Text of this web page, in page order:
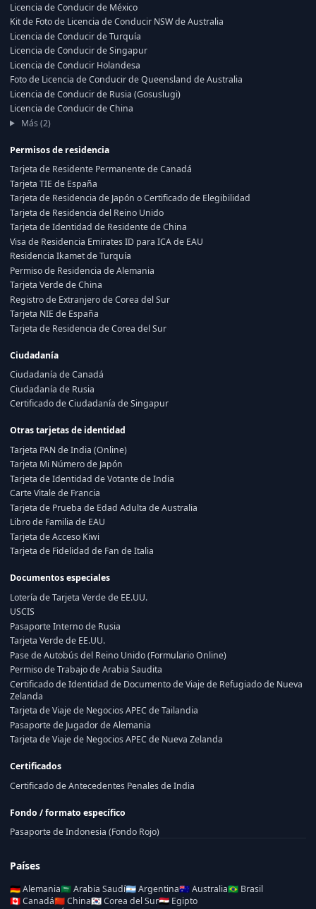
Licencia de Conducir de México
Kit de Foto de Licencia de Conducir NSW de Australia
Licencia de Conducir de Turquía
Licencia de Conducir de Singapur
Licencia de Conducir Holandesa
Foto de Licencia de Conducir de Queensland de Australia
Licencia de Conducir de Rusia (Gosuslugi)
Licencia de Conducir de China
Más (2)
Permisos de residencia
Tarjeta de Residente Permanente de Canadá
Tarjeta TIE de España
Tarjeta de Residencia de Japón o Certificado de Elegibilidad
Tarjeta de Residencia del Reino Unido
Tarjeta de Identidad de Residente de China
Visa de Residencia Emirates ID para ICA de EAU
Residencia Ikamet de Turquía
Permiso de Residencia de Alemania
Tarjeta Verde de China
Registro de Extranjero de Corea del Sur
Tarjeta NIE de España
Tarjeta de Residencia de Corea del Sur
Ciudadanía
Ciudadanía de Canadá
Ciudadanía de Rusia
Certificado de Ciudadanía de Singapur
Otras tarjetas de identidad
Tarjeta PAN de India (Online)
Tarjeta Mi Número de Japón
Tarjeta de Identidad de Votante de India
Carte Vitale de Francia
Tarjeta de Prueba de Edad Adulta de Australia
Libro de Familia de EAU
Tarjeta de Acceso Kiwi
Tarjeta de Fidelidad de Fan de Italia
Documentos especiales
Lotería de Tarjeta Verde de EE.UU.
USCIS
Pasaporte Interno de Rusia
Tarjeta Verde de EE.UU.
Pase de Autobús del Reino Unido (Formulario Online)
Permiso de Trabajo de Arabia Saudita
Certificado de Identidad de Documento de Viaje de Refugiado de Nueva
Zelanda
Tarjeta de Viaje de Negocios APEC de Tailandia
Pasaporte de Jugador de Alemania
Tarjeta de Viaje de Negocios APEC de Nueva Zelanda
Certificados
Certificado de Antecedentes Penales de India
Fondo / formato específico
Pasaporte de Indonesia (Fondo Rojo)
Países
🇩🇪Alemania🇸🇦Arabia Saudí🇦🇷Argentina🇦🇺Australia🇧🇷 Brasil
🇨🇦Canadá🇨🇳China🇰🇷Corea del Sur🇪🇬 Egipto